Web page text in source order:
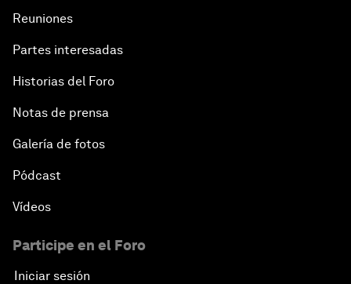
Reuniones
Partes interesadas
Historias del Foro
Notas de prensa
Galería de fotos
Pódcast
Vídeos
Participe en el Foro
Iniciar sesión